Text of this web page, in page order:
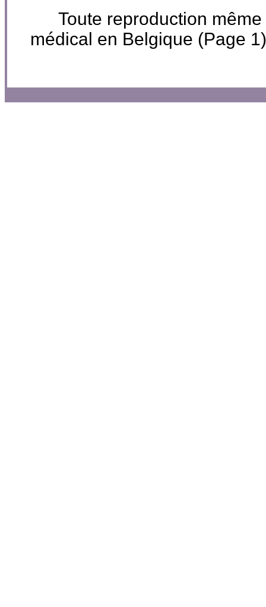
Toute reproduction
médical en Belgique (Page